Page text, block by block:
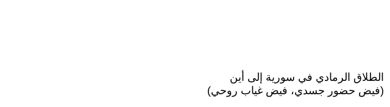
الطلاق الرمادي في سورية إلى أين
(فيض حضور جسدي، فيض غياب روحي)